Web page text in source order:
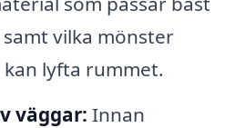
vilka mönster
lyfta rummet.
väggar: Innan